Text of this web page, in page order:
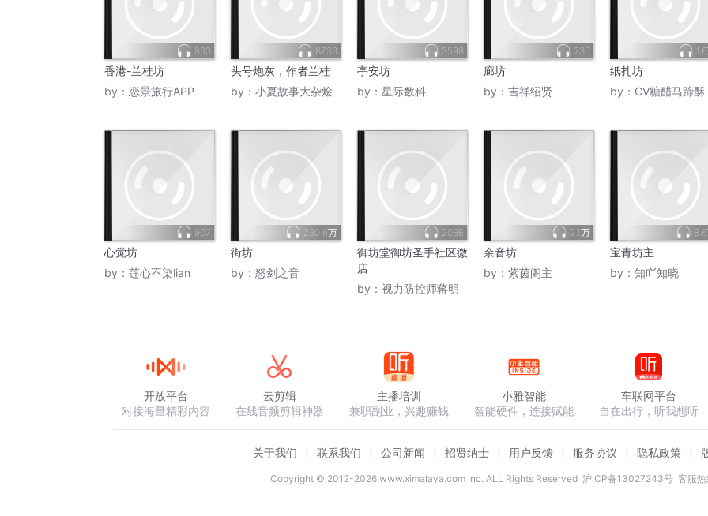
863
香港-兰桂坊
by： 恋景旅行APP
8736
头号炮灰，作者兰桂
by： 小夏故事大杂烩
3598
亭安坊
by： 星际数科
235
廊坊
by： 吉祥绍贤
纸扎坊
by： CV糖醋马蹄酥
907
心觉坊
by： 莲心不染lian
230.6万
街坊
by： 怒剑之音
2086
御坊堂御坊圣手社区微
店
by： 视力防控师蒋明
2.1万
余音坊
by： 紫茵阁主
宝青坊主
by： 知吖知晓
开放平台
对接海量精彩内容
云剪辑
在线音频剪辑神器
主播培训
兼职副业，兴趣赚钱
小雅智能
智能硬件，连接赋能
车联网平台
自在出行，听我想听
关于我们 联系我们 公司新闻 招贤纳士 用户反馈 服务协议 隐私政策
Copyright © 2012-2026www.ximalaya.com lnc. ALL Rights Reserved 沪ICP备13027243号 客服